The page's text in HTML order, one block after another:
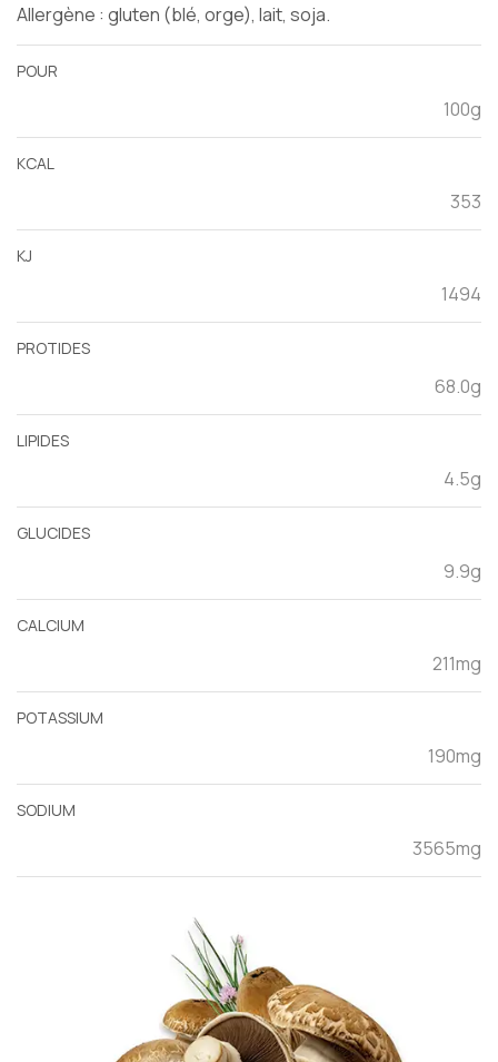
Allergène : gluten (blé, orge), lait, soja.
POUR
100g
KCAL
353
KJ
1494
PROTIDES
68.0g
LIPIDES
4.5g
GLUCIDES
9.9g
CALCIUM
211mg
POTASSIUM
190mg
SODIUM
3565mg